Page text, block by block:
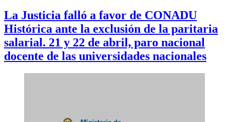
La Justicia falló a favor de CONADU
Histórica ante la exclusión de la paritaria
salarial. 21 y 22 de abril, paro nacional
docente de las universidades nacionales